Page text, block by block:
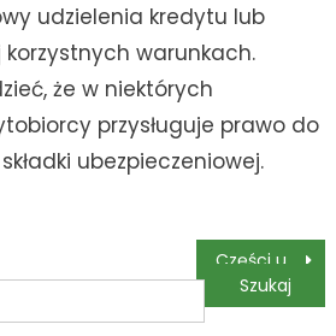
udzielenia kredytu lub
warunkach.
że w niektórych
przysługuje prawo do
ubezpieczeniowej.